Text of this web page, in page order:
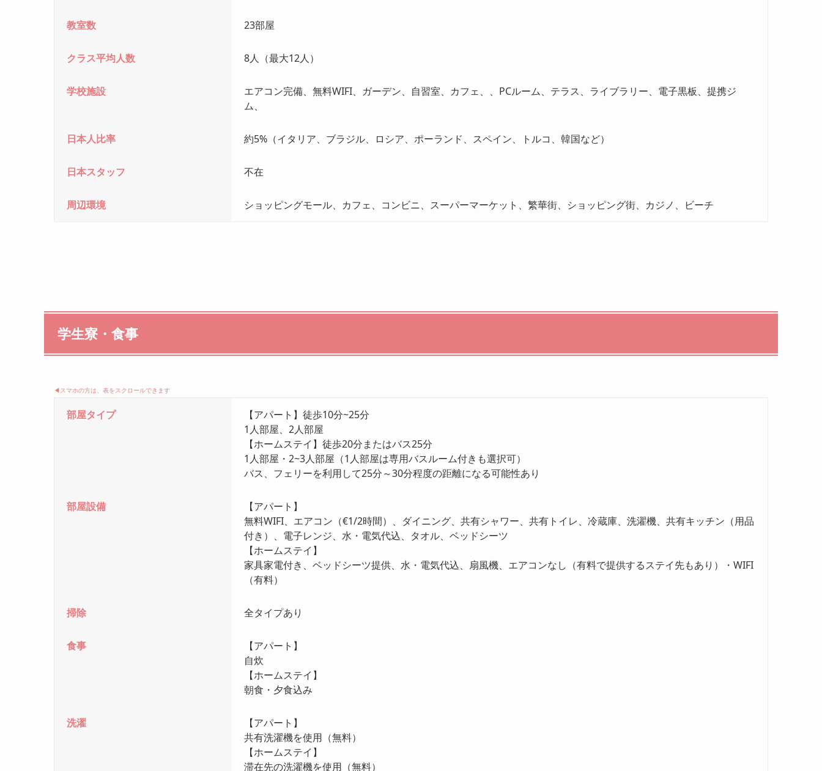
教室数 23部屋
クラス平均人数 8人（最大12人）
学校施設
エアコン完備、無料WIFI、ガーデン、自習室、カフェ、、PCルーム、テラス、ライブラリー、電子黒板、提携ジ
ム、
日本人比率 約5%（イタリア、ブラジル、ロシア、ポーランド、スペイン、トルコ、韓国など）
日本スタッフ 不在
周辺環境 ショッピングモール、カフェ、コンビニ、スーパーマーケット、繁華街、ショッピング街、カジノ、ビーチ
学生寮・食事
◀︎スマホの方は、表をスクロールできます
部屋タイプ
【アパート】徒歩10分~25分
1人部屋、2人部屋
【ホームステイ】徒歩20分またはバス25分
1人部屋・2~3人部屋（1人部屋は専用バスルーム付きも選択可）
バス、フェリーを利用して25分～30分程度の距離になる可能性あり
部屋設備
【アパート】
無料WIFI、エアコン（€1/2時間）、ダイニング、共有シャワー、共有トイレ、冷蔵庫、洗濯機、共有キッチン（用品
付き）、電子レンジ、水・電気代込、タオル、ベッドシーツ
【ホームステイ】
家具家電付き、ベッドシーツ提供、水・電気代込、扇風機、エアコンなし（有料で提供するステイ先もあり）・WIFI
（有料）
掃除 全タイプあり
食事
【アパート】
自炊
【ホームステイ】
朝食・夕食込み
洗濯
【アパート】
共有洗濯機を使用（無料）
【ホームステイ】
滞在先の洗濯機を使用（無料）